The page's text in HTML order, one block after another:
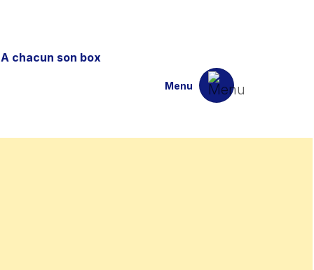
Menu
A chacun son box